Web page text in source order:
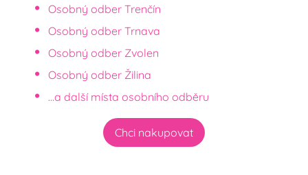
Osobný odber Trenčín
Osobný odber Trnava
Osobný odber Zvolen
Osobný odber Žilina
...a další místa osobního odběru
Chci nakupovat